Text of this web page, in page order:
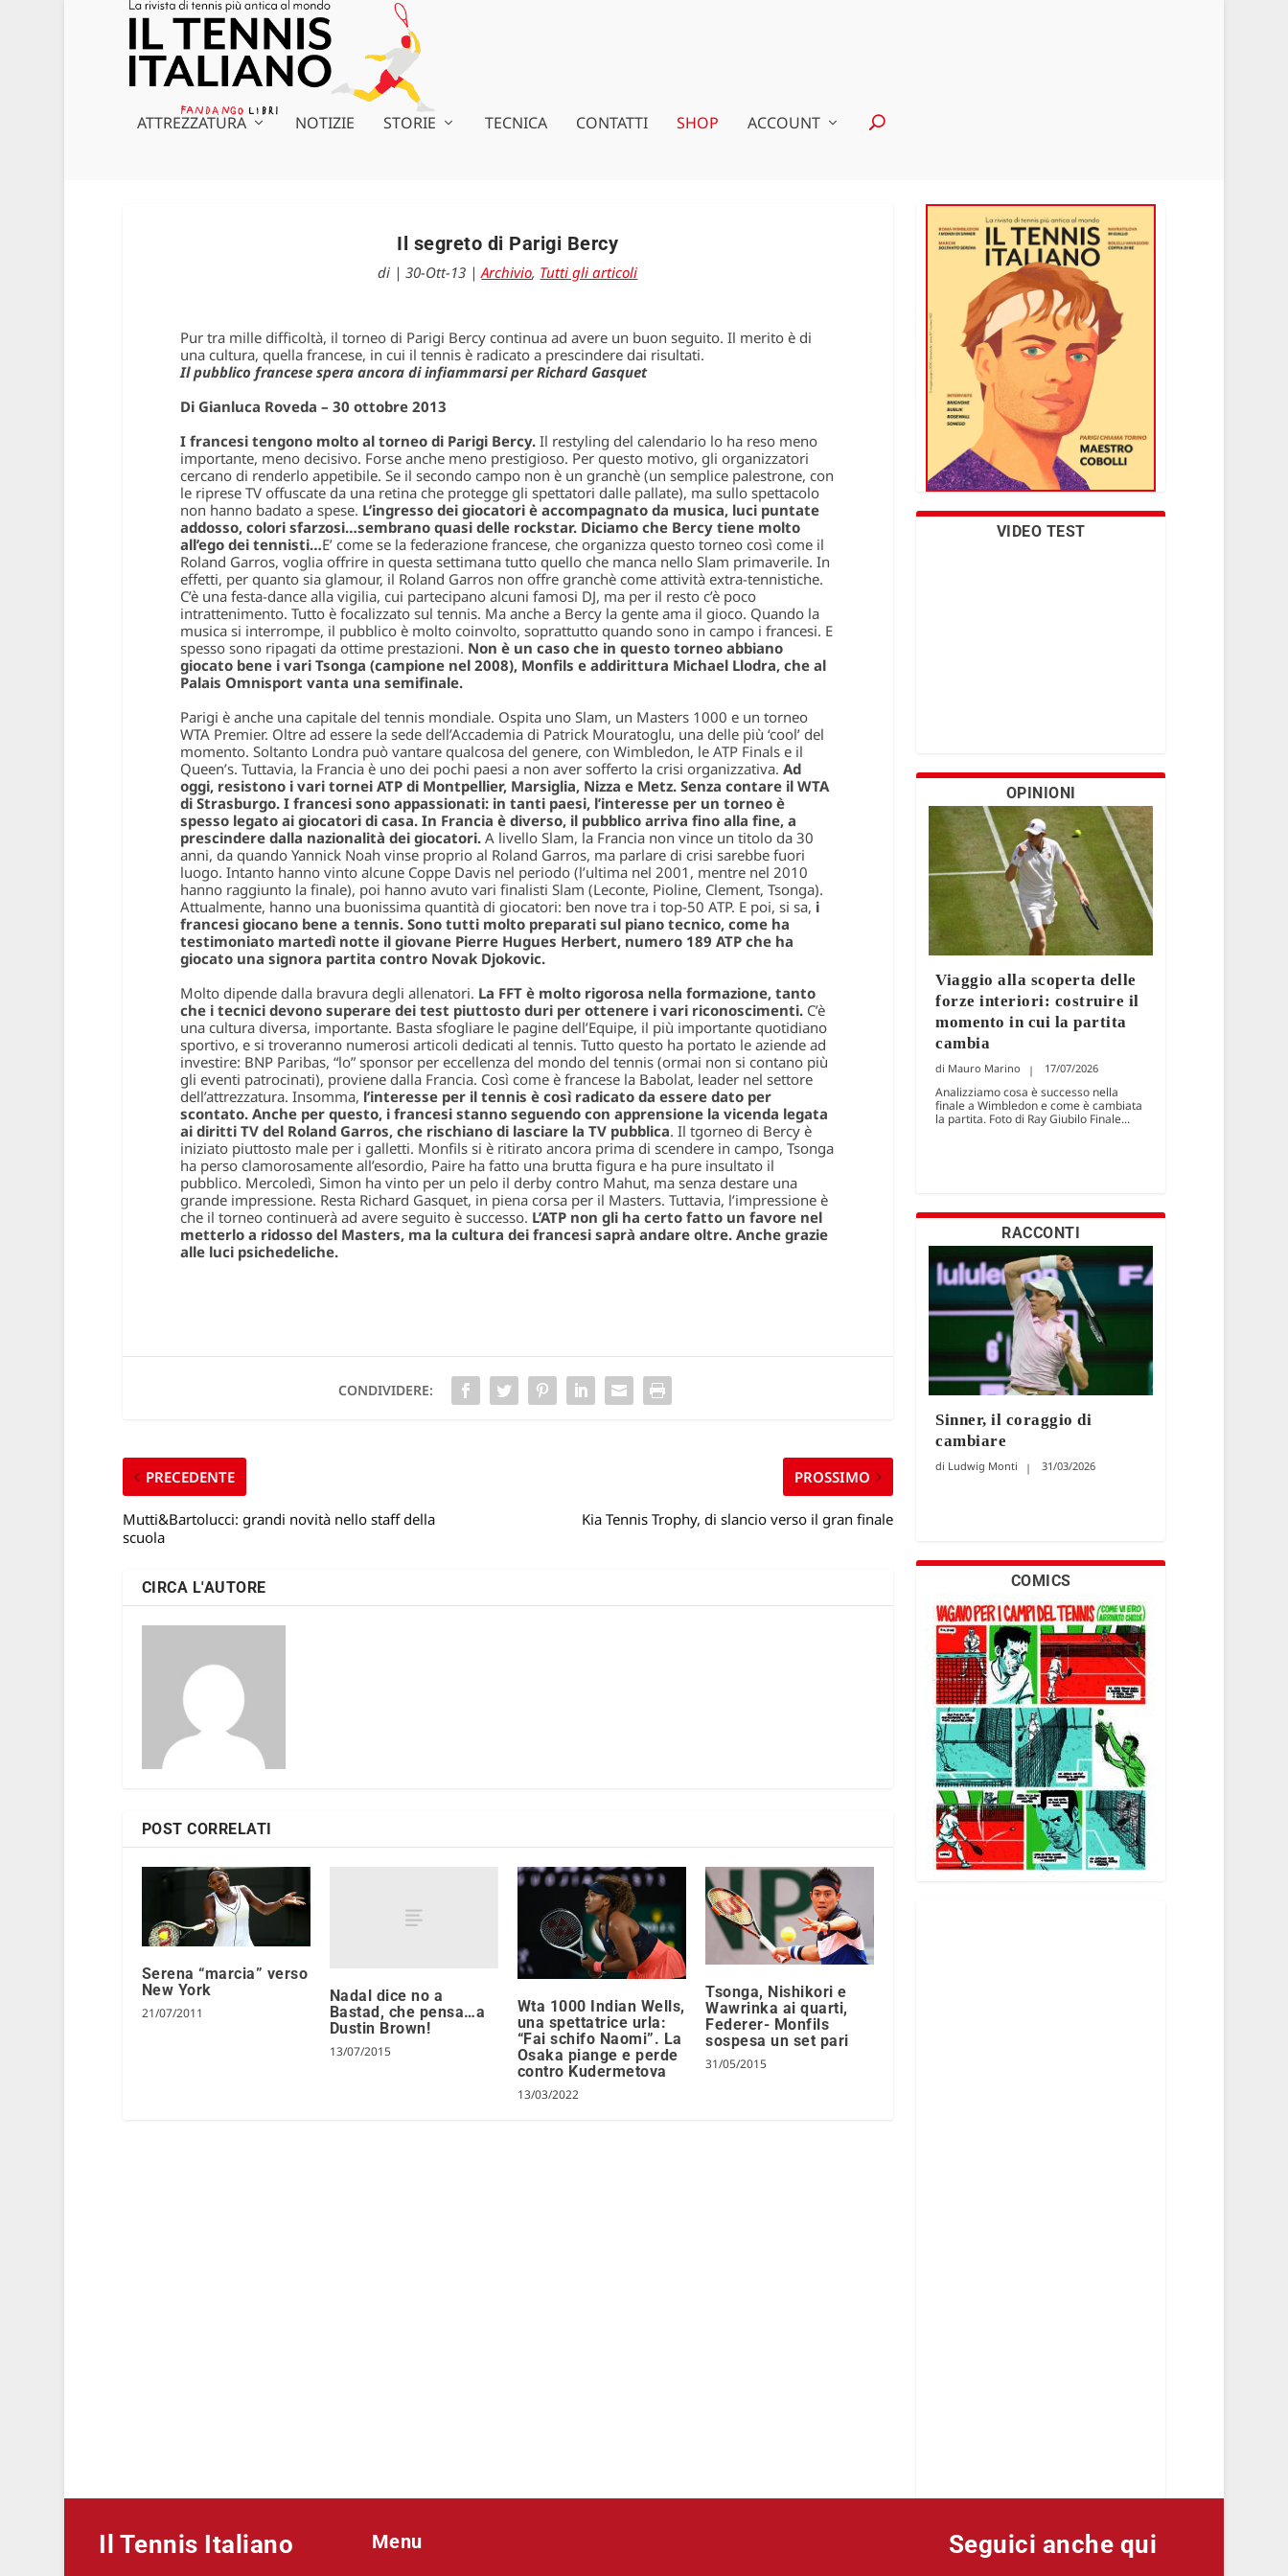
ATTREZZATURA NOTIZIE STORIE TECNICA CONTATTI SHOP ACCOUNT
Il segreto di Parigi Bercy
di |30-Ott-13 |Archivio, Tutti gli articoli
Pur tra mille difficoltà, il torneo di Parigi Bercy continua ad avere un buon seguito. Il merito è di
una cultura, quella francese, in cui il tennis è radicato a prescindere dai risultati.
Il pubblico francese spera ancora di infiammarsi per Richard Gasquet
Di Gianluca Roveda – 30 ottobre 2013
I francesi tengono molto al torneo di Parigi Bercy. Il restyling del calendario lo ha reso meno
importante, meno decisivo. Forse anche meno prestigioso. Per questo motivo, gli organizzatori
cercano di renderlo appetibile. Se il secondo campo non è un granchè (un semplice palestrone, con
le riprese TV offuscate da una retina che protegge gli spettatori dalle pallate), ma sullo spettacolo
non hanno badato a spese. L’ingresso dei giocatori è accompagnato da musica, luci puntate
addosso, colori sfarzosi…sembrano quasi delle rockstar. Diciamo che Bercy tiene molto
all’ego dei tennisti…E’ come se la federazione francese, che organizza questo torneo così come il
Roland Garros, voglia offrire in questa settimana tutto quello che manca nello Slam primaverile. In
effetti, per quanto sia glamour, il Roland Garros non offre granchè come attività extra-tennistiche.
C’è una festa-dance alla vigilia, cui partecipano alcuni famosi DJ, ma per il resto c’è poco
intrattenimento. Tutto è focalizzato sul tennis. Ma anche a Bercy la gente ama il gioco. Quando la
musica si interrompe, il pubblico è molto coinvolto, soprattutto quando sono in campo i francesi. E
spesso sono ripagati da ottime prestazioni. Non è un caso che in questo torneo abbiano
giocato bene i vari Tsonga (campione nel 2008), Monfils e addirittura Michael Llodra, che al
Palais Omnisport vanta una semifinale.
Parigi è anche una capitale del tennis mondiale. Ospita uno Slam, un Masters 1000 e un torneo
WTA Premier. Oltre ad essere la sede dell’Accademia di Patrick Mouratoglu, una delle più ‘cool’ del
momento. Soltanto Londra può vantare qualcosa del genere, con Wimbledon, le ATP Finals e il
Queen’s. Tuttavia, la Francia è uno dei pochi paesi a non aver sofferto la crisi organizzativa. Ad
oggi, resistono i vari tornei ATP di Montpellier, Marsiglia, Nizza e Metz. Senza contare il WTA
di Strasburgo. I francesi sono appassionati: in tanti paesi, l’interesse per un torneo è
spesso legato ai giocatori di casa. In Francia è diverso, il pubblico arriva fino alla fine, a
prescindere dalla nazionalità dei giocatori.A livello Slam, la Francia non vince un titolo da 30
anni, da quando Yannick Noah vinse proprio al Roland Garros, ma parlare di crisi sarebbe fuori
luogo. Intanto hanno vinto alcune Coppe Davis nel periodo (l’ultima nel 2001, mentre nel 2010
hanno raggiunto la finale), poi hanno avuto vari finalisti Slam (Leconte, Pioline, Clement, Tsonga).
Attualmente, hanno una buonissima quantità di giocatori: ben nove tra i top-50 ATP. E poi, si sa, i
francesi giocano bene a tennis. Sono tutti molto preparati sul piano tecnico, come ha
testimoniato martedì notte il giovane Pierre Hugues Herbert, numero 189 ATP che ha
giocato una signora partita contro Novak Djokovic.
Molto dipende dalla bravura degli allenatori. La FFT è molto rigorosa nella formazione, tanto
che i tecnici devono superare dei test piuttosto duri per ottenere i vari riconoscimenti. C’è
una cultura diversa, importante. Basta sfogliare le pagine dell’Equipe, il più importante quotidiano
sportivo, e si troveranno numerosi articoli dedicati al tennis. Tutto questo ha portato le aziende ad
investire: BNP Paribas, “lo” sponsor per eccellenza del mondo del tennis (ormai non si contano più
gli eventi patrocinati), proviene dalla Francia. Così come è francese la Babolat, leader nel settore
dell’attrezzatura. Insomma, l’interesse per il tennis è così radicato da essere dato per
scontato. Anche per questo, i francesi stanno seguendo con apprensione la vicenda legata
ai diritti TV del Roland Garros, che rischiano di lasciare la TV pubblica. Il tgorneo di Bercy è
iniziato piuttosto male per i galletti. Monfils si è ritirato ancora prima di scendere in campo, Tsonga
ha perso clamorosamente all’esordio, Paire ha fatto una brutta figura e ha pure insultato il
pubblico. Mercoledì, Simon ha vinto per un pelo il derby contro Mahut, ma senza destare una
grande impressione. Resta Richard Gasquet, in piena corsa per il Masters. Tuttavia, l’impressione è
che il torneo continuerà ad avere seguito è successo. L’ATP non gli ha certo fatto un favore nel
metterlo a ridosso del Masters, ma la cultura dei francesi saprà andare oltre. Anche grazie
alle luci psichedeliche.
CONDIVIDERE:
PRECEDENTE
Mutti&Bartolucci: grandi novità nello staff della
scuola
PROSSIMO
Kia Tennis Trophy, di slancio verso il gran finale
CIRCA L'AUTORE
POST CORRELATI
Serena “marcia” verso
New York
21/07/2011
Nadal dice no a
Bastad, che pensa…a
Dustin Brown!
13/07/2015
Wta 1000 Indian Wells,
una spettatrice urla:
“Fai schifo Naomi”. La
Osaka piange e perde
contro Kudermetova
13/03/2022
Tsonga, Nishikori e
Wawrinka ai quarti,
Federer- Monfils
sospesa un set pari
31/05/2015
VIDEO TEST
OPINIONI
Viaggio alla scoperta delle
forze interiori: costruire il
momento in cui la partita
cambia
Mauro Marino 17/07/2026
Analizziamo cosa è successo nella
finale a Wimbledon e come è cambiata
la partita. Foto di Ray Giubilo Finale...
RACCONTI
Sinner, il coraggio di
cambiare
Ludwig Monti 31/03/2026
COMICS
Il Tennis Italiano Menu Seguici anche qui